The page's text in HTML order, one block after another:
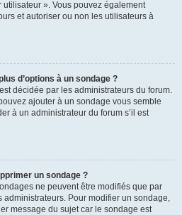
». Vous pouvez également
et autoriser ou non les utilisateurs à
d’options à un sondage ?
décidée par les administrateurs du forum.
ajouter à un sondage vous semble
à un administrateur du forum s’il est
un sondage ?
ne peuvent être modifiés que par
administrateurs. Pour modifier un sondage,
message du sujet car le sondage est